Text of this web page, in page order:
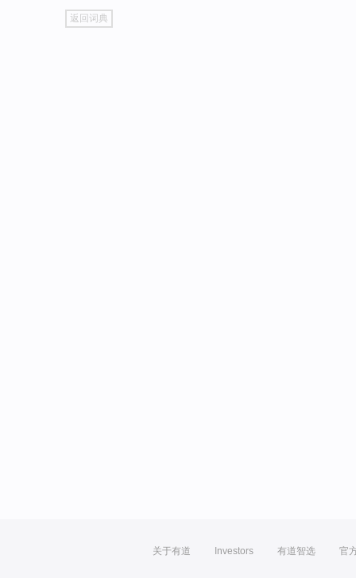
go
top
返回词典
关于有道 Investors 有道智选 官